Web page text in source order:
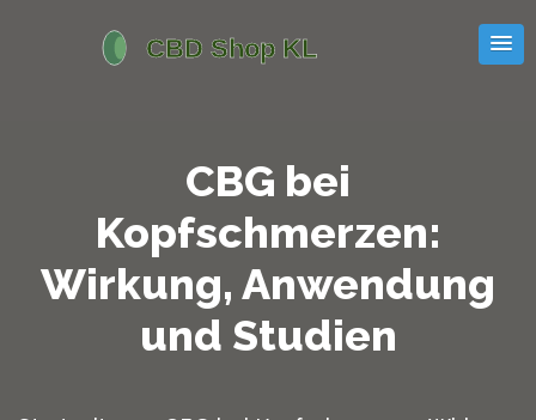
CBG bei
Kopfschmerzen:
Wirkung, Anwendung
und Studien